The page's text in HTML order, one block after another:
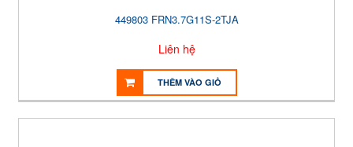
449803 FRN3.7G11S-2TJA
Liên hệ
THÊM VÀO GIỎ